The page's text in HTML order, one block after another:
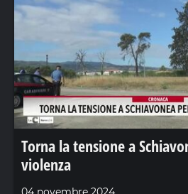
Torna la tensione a
violenza